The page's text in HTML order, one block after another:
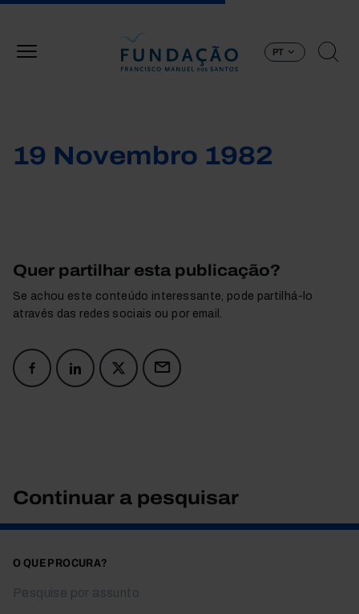
PT
19 Novembro 1982
Quer partilhar esta publicação?
Se achou este conteúdo interessante, pode partilhá-lo
através das redes sociais ou por email.
Continuar a pesquisar
O QUE PROCURA?